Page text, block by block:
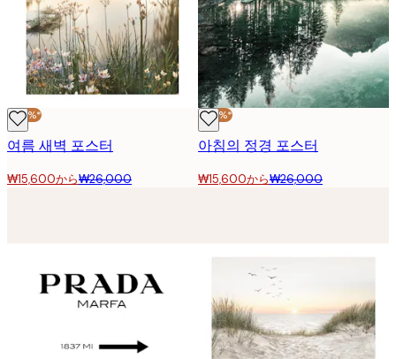
-40%*
여름 새벽 포스터
₩15,600から₩26,000
-40%*
아침의 정경 포스터
₩15,600から₩26,000